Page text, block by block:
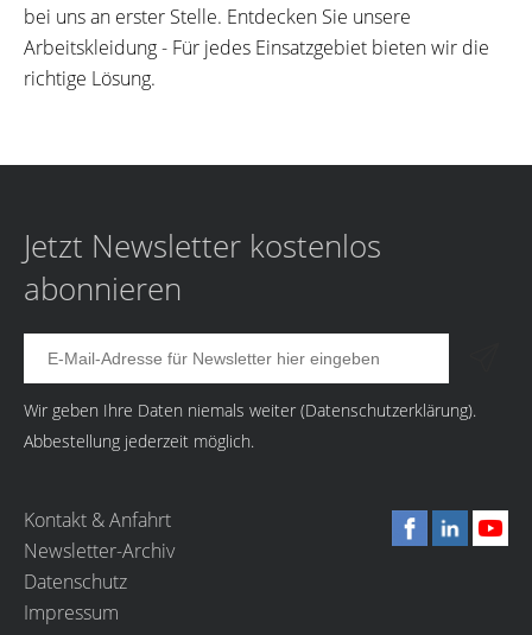
bei uns an erster Stelle. Entdecken Sie unsere
Arbeitskleidung - Für jedes Einsatzgebiet bieten wir die
richtige Lösung.
Jetzt Newsletter kostenlos
abonnieren
Wir geben Ihre Daten niemals weiter (Datenschutzerklärung).
Abbestellung jederzeit möglich.
Kontakt & Anfahrt
Newsletter-Archiv
Datenschutz
Impressum